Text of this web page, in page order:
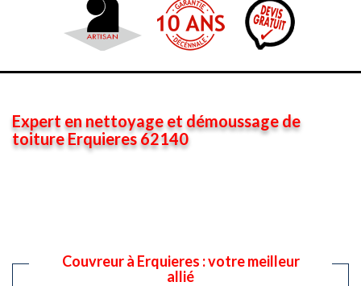
Expert en nettoyage et démoussage de
toiture Erquieres 62140
Couvreur à Erquieres : votre meilleur
allié